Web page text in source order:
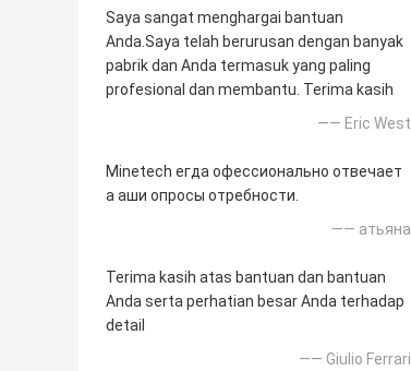
Saya sangat menghargai bantuan
Anda.Saya telah berurusan dengan banyak
pabrik dan Anda termasuk yang paling
profesional dan membantu. Terima kasih
—— Eric West
Minetech егда офессионально отвечает
а аши опросы отребности.
—— атьяна
Terima kasih atas bantuan dan bantuan
Anda serta perhatian besar Anda terhadap
detail
—— Giulio Ferrari